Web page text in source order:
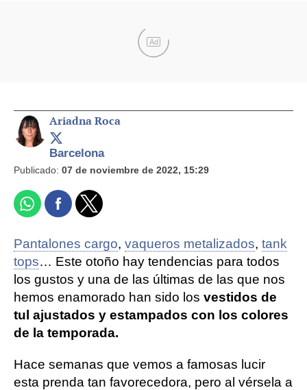
Ad
Ariadna Roca
Barcelona
Publicado: 07 de noviembre de 2022, 15:29
Pantalones cargo, vaqueros metalizados, tank
tops… Este otoño hay tendencias para todos
los gustos y una de las últimas de las que nos
hemos enamorado han sido los vestidos de
tul ajustados y estampados con los colores
de la temporada.
Hace semanas que vemos a famosas lucir
esta prenda tan favorecedora, pero al vérsela a